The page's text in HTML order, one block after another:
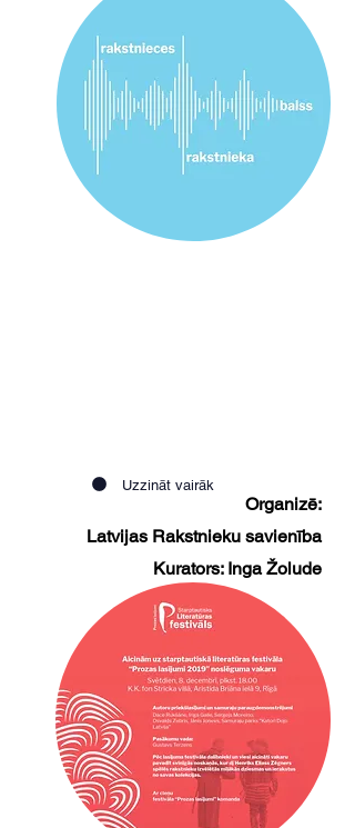
Organizē:
Latvijas Rakstnieku savienība
Kurators: Inga Žolude
Uzzināt vairāk